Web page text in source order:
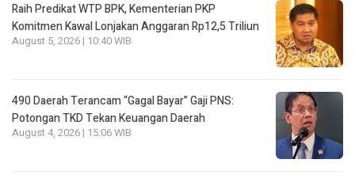
Raih Predikat WTP BPK, Kementerian PKP
Komitmen Kawal Lonjakan Anggaran Rp12,5 Triliun
August 5, 2026 | 10:40 WIB
490 Daerah Terancam “Gagal Bayar” Gaji PNS:
Potongan TKD Tekan Keuangan Daerah
August 4, 2026 | 15:06 WIB